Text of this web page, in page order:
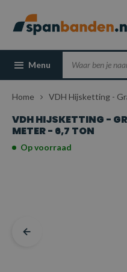
Menu
Home VDH Hijsketting -
VDH HIJSKETTING -
METER - 6,7 TON
Op voorraad